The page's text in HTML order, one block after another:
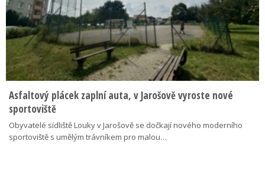
Asfaltový plácek zaplní auta, v Jarošově vyroste nové
sportoviště
Obyvatelé sídliště Louky v Jarošově se dočkají nového moderního
sportoviště s umělým trávníkem pro malou…